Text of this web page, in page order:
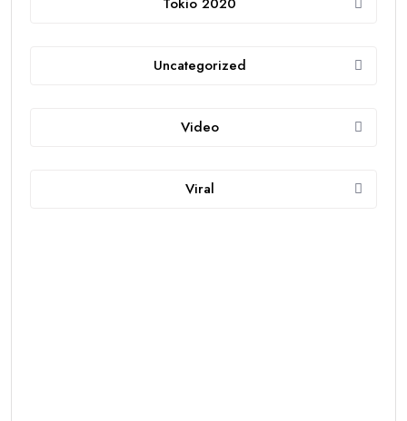
Uncategorized
Video
Viral